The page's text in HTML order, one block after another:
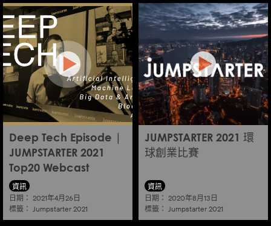
Deep Tech Episode |
JUMPSTARTER 2021
Top20 Webcast
資訊
日期： 2021年4月26日
標籤： Jumpstarter 2021
JUMPSTARTER 2021 環
球創業比賽
資訊
日期： 2020年8月13日
標籤： Jumpstarter 2021